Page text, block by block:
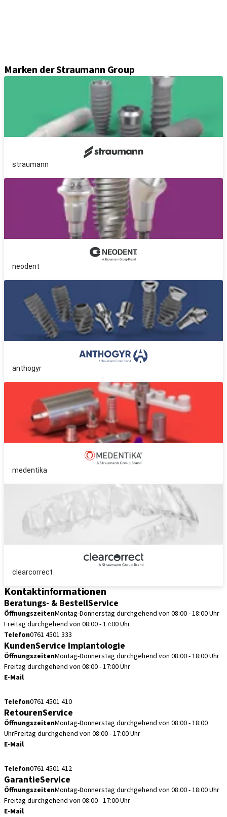
Marken der Straumann Group
straumann
neodent
anthogyr
medentika
clearcorrect
Kontaktinformationen
Beratungs- & BestellService
ÖffnungszeitenMontag-Donnerstag durchgehend von 08:00 - 18:00 Uhr
Freitag durchgehend von 08:00 - 17:00 Uhr
Telefon0761 4501 333
KundenService Implantologie
ÖffnungszeitenMontag-Donnerstag durchgehend von 08:00 - 18:00 Uhr
Freitag durchgehend von 08:00 - 17:00 Uhr
E-Mail
Telefon0761 4501 410
RetourenService
ÖffnungszeitenMontag-Donnerstag durchgehend von 08:00 - 18:00
UhrFreitag durchgehend von 08:00 - 17:00 Uhr
E-Mail
Telefon0761 4501 412
GarantieService
ÖffnungszeitenMontag-Donnerstag durchgehend von 08:00 - 18:00 Uhr
Freitag durchgehend von 08:00 - 17:00 Uhr
E-Mail